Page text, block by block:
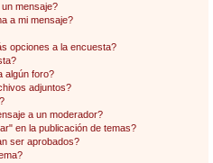
mensaje?
a mi mensaje?
opciones a la encuesta?
algún foro?
adjuntos?
a un moderador?
en la publicación de temas?
ser aprobados?